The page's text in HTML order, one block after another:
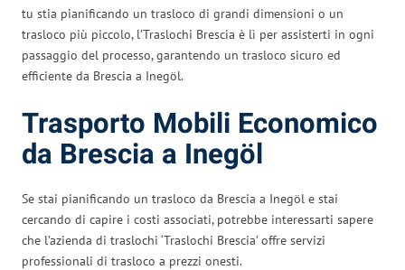
tu stia pianificando un trasloco di grandi dimensioni o un
trasloco più piccolo, l’Traslochi Brescia è lì per assisterti in ogni
passaggio del processo, garantendo un trasloco sicuro ed
efficiente da Brescia a Inegöl.
Trasporto Mobili Economico
da Brescia a Inegöl
Se stai pianificando un trasloco da Brescia a Inegöl e stai
cercando di capire i costi associati, potrebbe interessarti sapere
che l’azienda di traslochi ‘Traslochi Brescia’ offre servizi
professionali di trasloco a prezzi onesti.